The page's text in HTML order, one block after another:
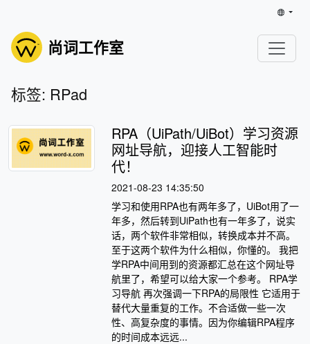
尚词工作室
标签: RPad
RPA（UiPath/UiBot）学习资源
网址导航，迎接人工智能时
代！
2021-08-23 14:35:50
学习和使用RPA也有两年多了，UiBot用了一
年多，然后转到UiPath也有一年多了，说实
话，两个软件非常相似，转换成本并不高。
至于这两个软件为什么相似，你懂的。 我把
学RPA中间用到的资源都汇总在这个网址导
航里了，希望可以给大家一个参考。 RPA学
习导航 再次强调一下RPA的局限性 它适用于
替代大量重复的工作。不合适做一些一次
性、高复杂度的事情。因为你编辑RPA程序
的时间成本远远...